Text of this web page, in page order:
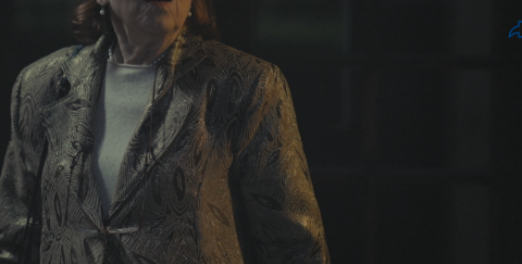
Antonin Roos
Iva Janžurová si tento týden vysloužila za svůj
TV Prima Náhradníci nominaci na cenu České
lev v kategorii nejlepší herečka ve vedlejší roli.
pro ShowTime, nominace ji překvapila i
nyní k vidění na platformě prima+.